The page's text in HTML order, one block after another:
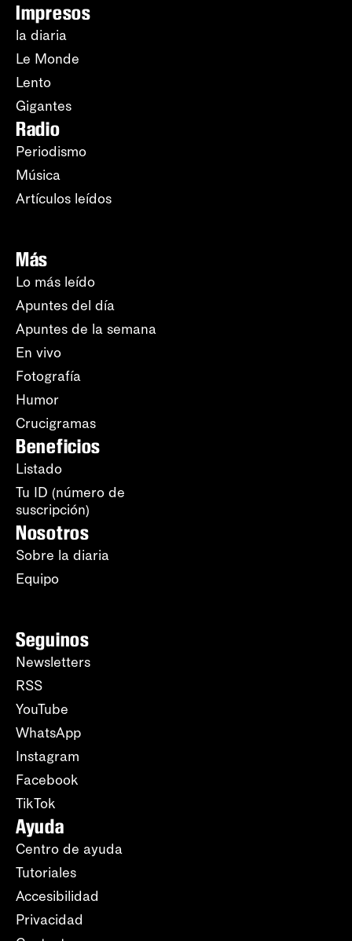
Impresos
la diaria
Le Monde
Lento
Gigantes
Radio
Periodismo
Música
Artículos leídos
Más
Lo más leído
Apuntes del día
Apuntes de la semana
En vivo
Fotografía
Humor
Crucigramas
Beneficios
Listado
Tu ID (número de
suscripción)
Nosotros
Sobre la diaria
Equipo
Seguinos
Newsletters
RSS
YouTube
WhatsApp
Instagram
Facebook
TikTok
Ayuda
Centro de ayuda
Tutoriales
Accesibilidad
Privacidad